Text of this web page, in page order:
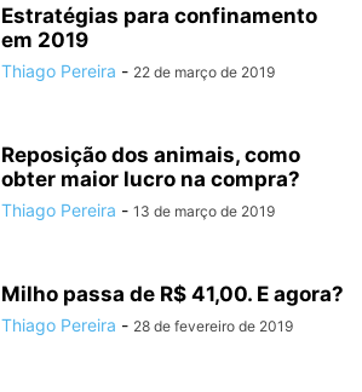
Estratégias para confinamento
em 2019
Thiago Pereira - 22 de março de 2019
Reposição dos animais, como
obter maior lucro na compra?
Thiago Pereira - 13 de março de 2019
Milho passa de R$ 41,00. E agora?
Thiago Pereira - 28 de fevereiro de 2019